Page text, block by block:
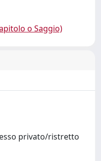
o Saggio)
privato/ristretto